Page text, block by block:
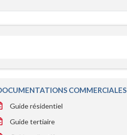
COMMERCIALES
Guide résidentiel
Guide tertiaire